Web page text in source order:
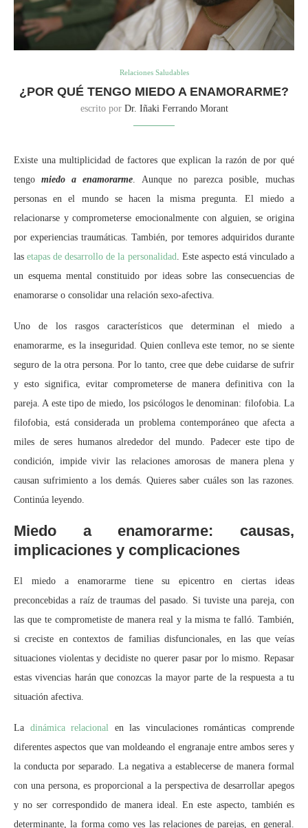
Relaciones Saludables
¿POR QUÉ TENGO MIEDO A ENAMORARME?
escrito por Dr. Iñaki Ferrando Morant
Existe una multiplicidad de factores que explican la razón de por qué
tengomiedo a enamorarme . Aunque no parezca posible, muchas
personas en el mundo se hacen la misma pregunta. El miedo a
relacionarse y comprometerse emocionalmente con alguien, se origina
por experiencias traumáticas. También, por temores adquiridos durante
lasetapas de desarrollo de la personalidad . Este aspecto está vinculado a
un esquema mental constituido por ideas sobre las consecuencias de
enamorarse o consolidar una relación sexo-afectiva.
Uno de los rasgos característicos que determinan el miedo a
enamorarme, es la inseguridad. Quien conlleva este temor, no se siente
seguro de la otra persona. Por lo tanto, cree que debe cuidarse de sufrir
y esto significa, evitar comprometerse de manera definitiva con la
pareja. A este tipo de miedo, los psicólogos le denominan: filofobia. La
filofobia, está considerada un problema contemporáneo que afecta a
miles de seres humanos alrededor del mundo. Padecer este tipo de
condición, impide vivir las relaciones amorosas de manera plena y
causan sufrimiento a los demás. Quieres saber cuáles son las razones.
Continúa leyendo.
Miedo a enamorarme: causas,
implicaciones y complicaciones
El miedo a enamorarme tiene su epicentro en ciertas ideas
preconcebidas a raíz de traumas del pasado. Si tuviste una pareja, con
las que te comprometiste de manera real y la misma te falló. También,
si creciste en contextos de familias disfuncionales, en las que veías
situaciones violentas y decidiste no querer pasar por lo mismo. Repasar
estas vivencias harán que conozcas la mayor parte de la respuesta a tu
situación afectiva.
La dinámica relacional en las vinculaciones románticas comprende
diferentes aspectos que van moldeando el engranaje entre ambos seres y
la conducta por separado. La negativa a establecerse de manera formal
con una persona, es proporcional a la perspectiva de desarrollar apegos
y no ser correspondido de manera ideal. En este aspecto, también es
determinante, la forma como ves las relaciones de parejas, en general.